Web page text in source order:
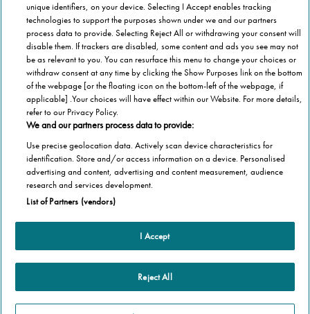
Categorie
Casa
Terza Età
Cookie Policy
Privacy Policy
Altre informazioni
unique identifiers, on your device. Selecting I Accept enables tracking
technologies to support the purposes shown under we and our partners
process data to provide. Selecting Reject All or withdrawing your consent will
disable them. If trackers are disabled, some content and ads you see may not
be as relevant to you. You can resurface this menu to change your choices or
withdraw consent at any time by clicking the Show Purposes link on the bottom
of the webpage [or the floating icon on the bottom-left of the webpage, if
applicable] .Your choices will have effect within our Website. For more details,
refer to our Privacy Policy.
We and our partners process data to provide:
Use precise geolocation data. Actively scan device characteristics for
identification. Store and/or access information on a device. Personalised
advertising and content, advertising and content measurement, audience
research and services development.
List of Partners (vendors)
I Accept
Reject All